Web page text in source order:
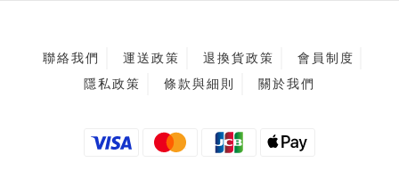
聯絡我們 運送政策 退換貨政策
會員制度
隱私政策
條款與細則 關於我們